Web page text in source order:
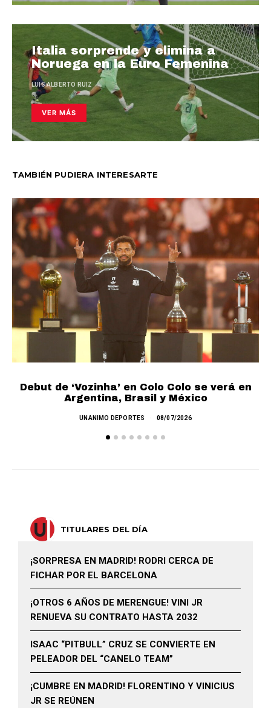
Italia sorprende y elimina a
Noruega en la Euro Femenina
LUIS ALBERTO RUIZ
VER MÁS
TAMBIÉN PUDIERA INTERESARTE
Debut de ‘Vozinha’ en Colo Colo se verá en
Argentina, Brasil y México
UNANIMO DEPORTES 08/07/2026
TITULARES DEL DÍA
¡SORPRESA EN MADRID! RODRI CERCA DE
FICHAR POR EL BARCELONA
¡OTROS 6 AÑOS DE MERENGUE! VINI JR
RENUEVA SU CONTRATO HASTA 2032
ISAAC “PITBULL” CRUZ SE CONVIERTE EN
PELEADOR DEL “CANELO TEAM”
¡CUMBRE EN MADRID! FLORENTINO Y VINICIUS
JR SE REÚNEN